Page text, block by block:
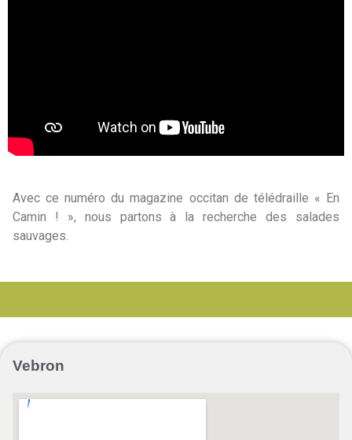
Avec ce numéro du magazine occitan de télédraille « En
Camin ! », nous partons à la recherche des salades
sauvages.
Vebron